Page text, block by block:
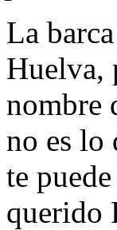
La
Huelva,
nombre
no es lo
te
querido